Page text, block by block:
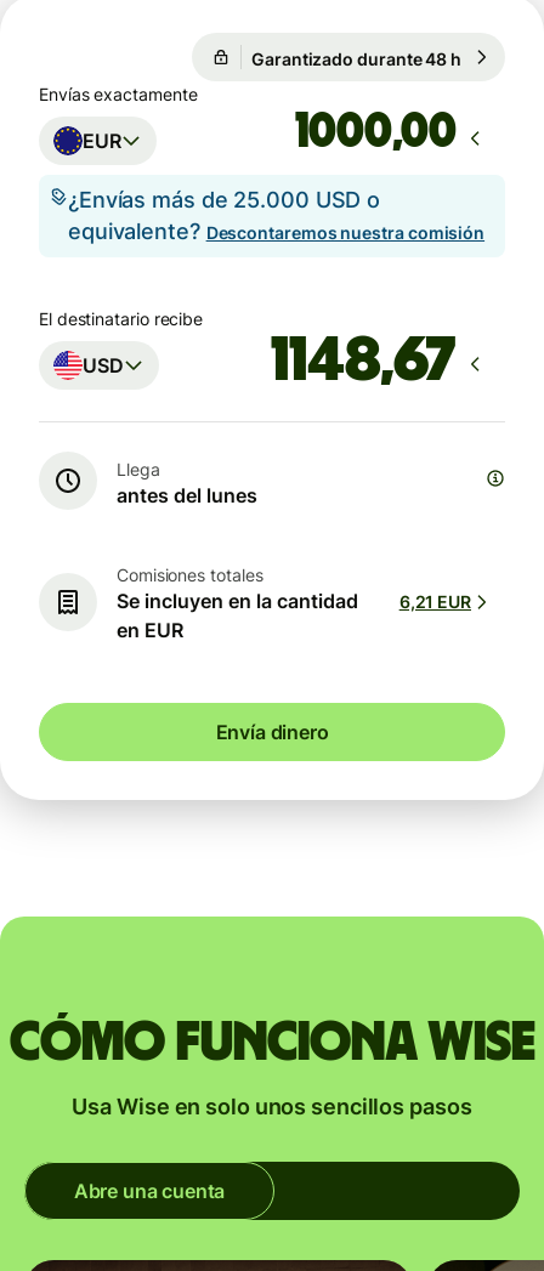
Garantizado durante 48 h
Envías exactamente
EUR ,00
¿Envías más de 25.000 USD o
equivalente? Descontaremos nuestra comisión
El destinatario recibe
USD
Llega
antes del lunes
Comisiones totales
Se incluyen en la cantidad
en EUR
6,21 EUR
Envía dinero
Cómo funciona Wise
Usa Wise en solo unos sencillos pasos
Abre una cuenta